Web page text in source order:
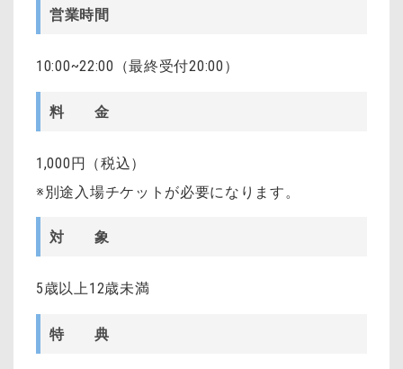
営業時間
10:00~22:00（最終受付20:00）
料 金
1,000円（税込）
※別途入場チケットが必要になります。
対 象
5歳以上12歳未満
特 典